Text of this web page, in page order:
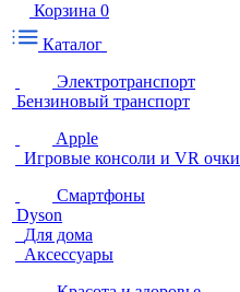
Корзина 0
Каталог
Электротранспорт
Бензиновый транспорт
Apple
Игровые консоли и VR очки
Смартфоны
Dyson
Для дома
Аксессуары